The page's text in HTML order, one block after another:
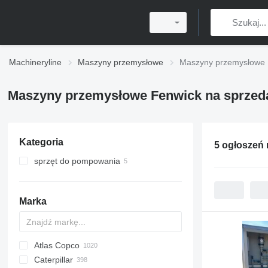
Machineryline Maszyny przemysłowe Maszyny
Maszyny przemysłowe Fenwick na
Kategoria
sprzęt do pompowania
Marka
PDS
APD
AB
Ensis
Pega
VZ
AG3
Atlas Copco
DrillAir
QAS
PDP
E-series
B-series
BM
GFS
VT
Rover
533
Airpure
BySprint Fiber
CK
SR
Caterpillar
5